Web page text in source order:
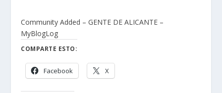
Community Added – GENTE DE ALICANTE –
MyBlogLog
COMPARTE ESTO:
Facebook X